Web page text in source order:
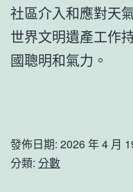
社區介入和應對天
世界文明遺產工作
國聰明和氣力。
發佈日期: 2026 年 4 月
分類: 分數